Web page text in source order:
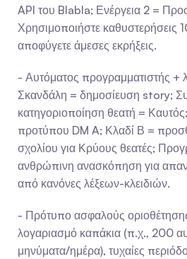
API του Blabla; Ενέργεια 2 =
Χρησιμοποιήστε
αποφύγετε άμεσες εκρήξεις.
- Αυτόματος προγραμματιστής +
Σκανδάλη = δημοσίευση story;
κατηγοριοποίηση θεατή =
προτύπου DM A; Κλαδί Β =
σχολίου για Κρύους θεατές;
ανθρώπινη ανασκόπηση για
από κανόνες λέξεων-κλειδιών.
- Πρότυπο ασφαλούς
λογαριασμό καπάκια (π.χ., 200
μηνύματα/ημέρα), τυχαίες